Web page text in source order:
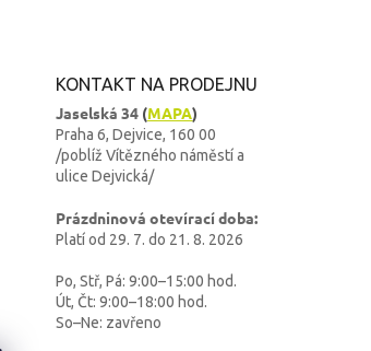
KONTAKT NA PRODEJNU
Jaselská 34 (MAPA)
Praha 6, Dejvice, 160 00
/poblíž Vítězného náměstí a
ulice Dejvická/
Prázdninová otevírací doba:
Platí od 29. 7. do 21. 8. 2026
Po, Stř, Pá: 9:00–15:00 hod.
Út, Čt: 9:00–18:00 hod.
So–Ne: zavřeno